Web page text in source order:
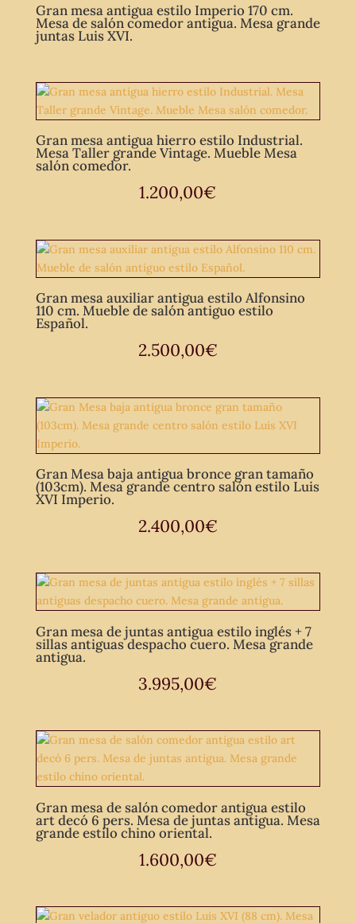
Gran mesa antigua estilo Imperio 170 cm.
Mesa de salón comedor antigua. Mesa grande
juntas Luis XVI.
Gran mesa antigua hierro estilo Industrial.
Mesa Taller grande Vintage. Mueble Mesa
salón comedor.
1.200,00€
Gran mesa auxiliar antigua estilo Alfonsino
110 cm. Mueble de salón antiguo estilo
Español.
2.500,00€
Gran Mesa baja antigua bronce gran tamaño
(103cm). Mesa grande centro salón estilo Luis
XVI Imperio.
2.400,00€
Gran mesa de juntas antigua estilo inglés + 7
sillas antiguas despacho cuero. Mesa grande
antigua.
3.995,00€
Gran mesa de salón comedor antigua estilo
art decó 6 pers. Mesa de juntas antigua. Mesa
grande estilo chino oriental.
1.600,00€